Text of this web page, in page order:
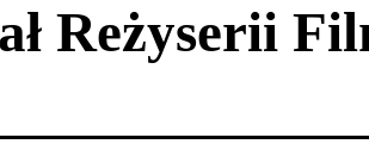
Reżyserii